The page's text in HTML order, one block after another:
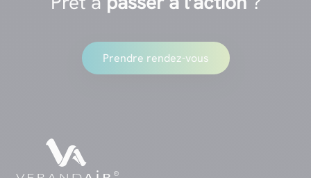
Prendre rendez-vous